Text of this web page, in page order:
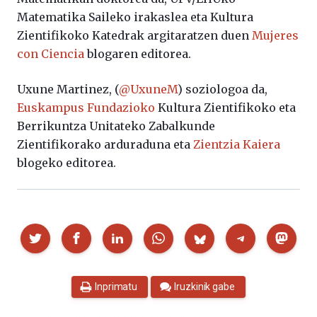
Matematika Saileko irakaslea eta Kultura
Zientifikoko Katedrak argitaratzen duen Mujeres
con Ciencia blogaren editorea.
Uxune Martinez, (@UxuneM) soziologoa da,
Euskampus Fundazioko Kultura Zientifikoko eta
Berrikuntza Unitateko Zabalkunde
Zientifikorako arduraduna eta Zientzia Kaiera
blogeko editorea.
Partekatu
Inprimatu Iruzkinik gabe